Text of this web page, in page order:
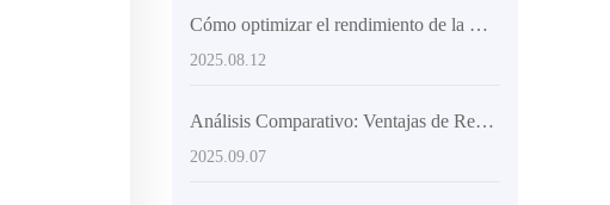
Cómo optimizar el rendimiento de la mezcladora de concreto con chasis articulado y neumáticos de ingeniería
2025.08.12
Análisis Comparativo: Ventajas de Rendimiento y Aplicaciones de Camiones Mezcladores de Concreto con Carga Automática frente a Equipos Tradicionales
2025.09.07